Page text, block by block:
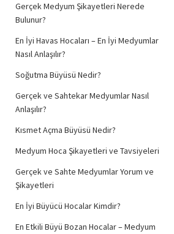
Gerçek Medyum Şikayetleri Nerede
Bulunur?
En İyi Havas Hocaları – En İyi Medyumlar
Nasıl Anlaşılır?
Soğutma Büyüsü Nedir?
Gerçek ve Sahtekar Medyumlar Nasıl
Anlaşılır?
Kısmet Açma Büyüsü Nedir?
Medyum Hoca Şikayetleri ve Tavsiyeleri
Gerçek ve Sahte Medyumlar Yorum ve
Şikayetleri
En İyi Büyücü Hocalar Kimdir?
En Etkili Büyü Bozan Hocalar – Medyum